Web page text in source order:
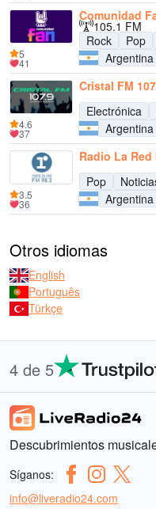
Comunidad
105.1 FM
Rock
Pop
Argentina
5
41
Cristal FM
Electrónica
Argentina
4.6
37
Radio La Red
Pop
Argentina
3.5
36
Otros idiomas
English
Português
Türkçe
4 de 5
Descubrimientos
Síganos:
info@liveradio24.com